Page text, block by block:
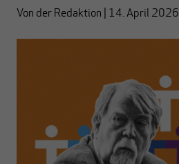
Von der Redaktion 14. April 2026